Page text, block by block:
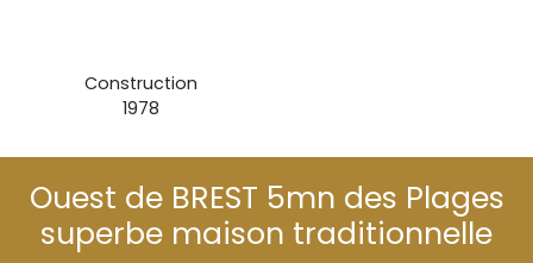
Construction
1978
Ouest de BREST 5mn des Plages
superbe maison traditionnelle